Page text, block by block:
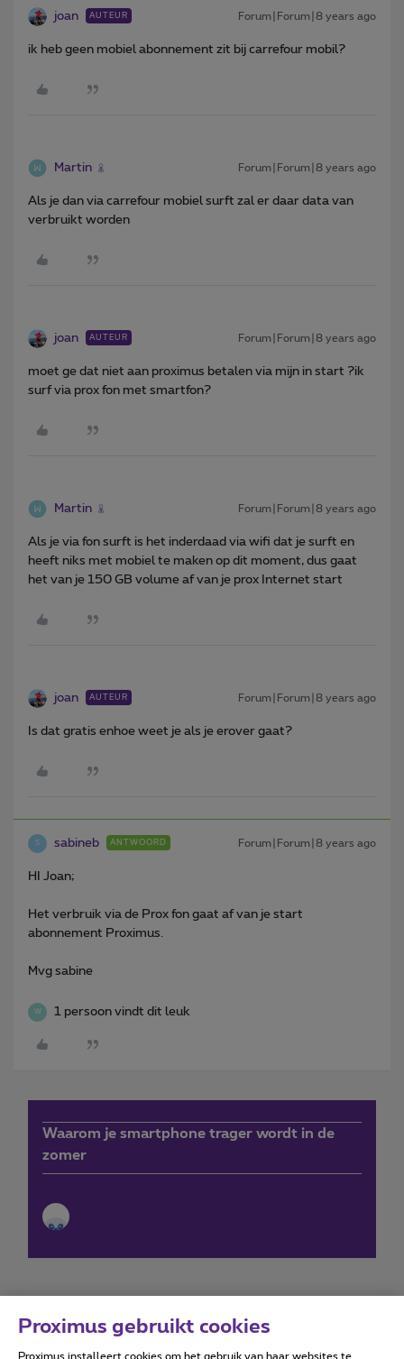
joan AUTEUR Forum|Forum|8 years ago
ik heb geen mobiel abonnement zit bij carrefour mobil?
Martin Forum|Forum|8 years ago
Als je dan via carrefour mobiel surft zal er daar data van
verbruikt worden
joan AUTEUR Forum|Forum|8 years ago
moet ge dat niet aan proximus betalen via mijn in start ?ik
surf via prox fon met smartfon?
Martin Forum|Forum|8 years ago
Als je via fon surft is het inderdaad via wifi dat je surft en
heeft niks met mobiel te maken op dit moment, dus gaat
het van je 150 GB volume af van je prox Internet start
joan AUTEUR Forum|Forum|8 years ago
Is dat gratis enhoe weet je als je erover gaat?
S sabineb ANTWOORD Forum|Forum|8 years ago
HI Joan;
Het verbruik via de Prox fon gaat af van je start
abonnement Proximus.
Mvg sabine
W 1 persoon vindt dit leuk
Waarom je smartphone trager wordt in de
zomer
Proximus gebruikt cookies
Proximus installeert cookies om het gebruik van haar websites te